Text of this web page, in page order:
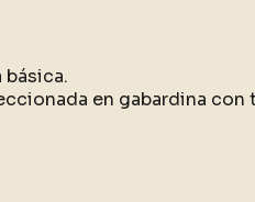
en gabardina con